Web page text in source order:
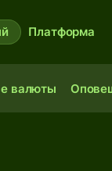
Платформа
валюты